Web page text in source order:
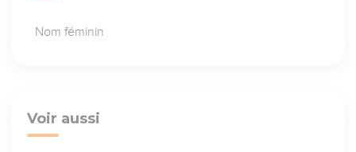
Nom féminin
Voir aussi